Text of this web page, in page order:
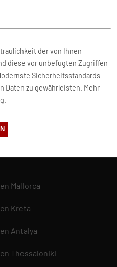
Stunden einen luxuriösen
die amerikanische
Pandemie, durch die es
Zweig musste Insolvenz
in Europa,
der von Ihnen
diese vor unbefugten Zugriffen
Sicherheitsstandards
Daten zu gewährleisten. Mehr
Mallorca
Kreta
Antalya
Thessaloniki